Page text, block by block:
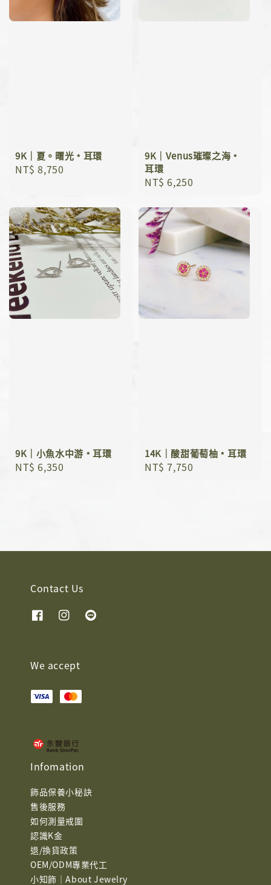
9K｜夏。曙光﹡耳環
Regular
NT$ 8,750
9K｜Venus璀璨之海﹡
耳環
Regular
NT$ 6,250
9K｜小魚水中游﹡耳環
Regular
NT$ 6,350
14K｜酸甜葡萄柚﹡耳環
Regular
NT$ 7,750
Contact Us
We accept
Infomation
飾品保養小秘訣
售後服務
如何測量戒圍
認識K金
退/換貨政策
OEM/ODM專業代工
小知飾｜About Jewelry